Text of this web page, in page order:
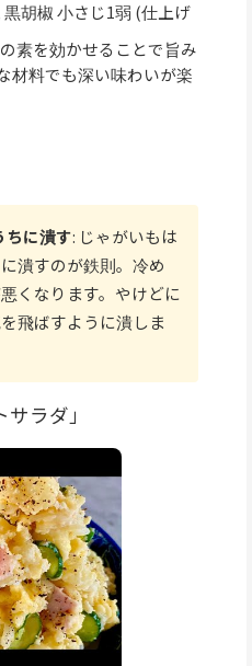
黒胡椒 小さじ1弱 (仕上げ
素を効かせることで旨み
材料でも深い味わいが楽
ちに潰す: じゃがいもは
潰すのが鉄則。冷め
くなります。やけどに
飛ばすように潰しま
ラダ」